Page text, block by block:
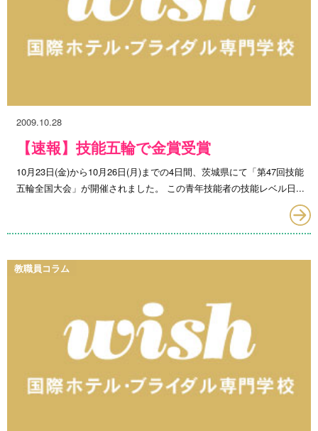
2009.10.28
【速報】技能五輪で金賞受賞
10月23日(金)から10月26日(月)までの4日間、茨城県にて「第47回技能
五輪全国大会」が開催されました。 この青年技能者の技能レベル日...
教職員コラム